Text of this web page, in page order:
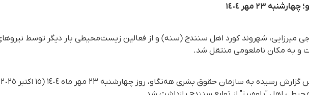
٢٣ مهر ١٤٠٤
میرزایی، شهروند کورد اهل سنندج (سنه) و از فعالین زیست‌محیطی بار دیگر توسط
و به مکان ناملعومی منتقل شد.